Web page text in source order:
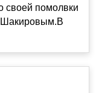
своей помолвки
Шакировым.В